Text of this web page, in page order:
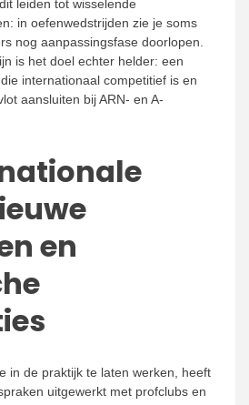
leiden tot wisselende
in oefenwedstrijden zie je soms
nog aanpassingsfase doorlopen.
is het doel echter helder: een
internationaal competitief is en
aansluiten bij ARN- en A-
en
in de praktijk te laten werken, heeft
uitgewerkt met profclubs en